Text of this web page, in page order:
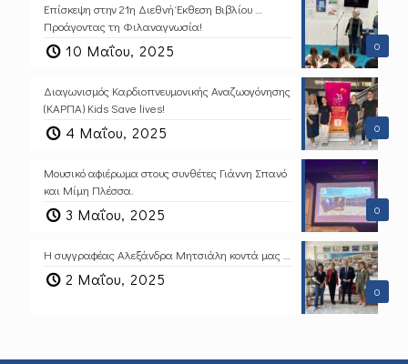
0
Επίσκεψη στην 21η Διεθνή Έκθεση Βιβλίου …
Προάγοντας τη Φιλαναγνωσία!
10 Μαΐου, 2025
0
Διαγωνισμός Καρδιοπνευμονικής Αναζωογόνησης
(ΚΑΡΠΑ) Kids Save lives!
4 Μαΐου, 2025
0
Μουσικό αφιέρωμα στους συνθέτες Γιάννη Σπανό
και Μίμη Πλέσσα.
3 Μαΐου, 2025
0
Η συγγραφέας Αλεξάνδρα Μητσιάλη κοντά μας …
2 Μαΐου, 2025